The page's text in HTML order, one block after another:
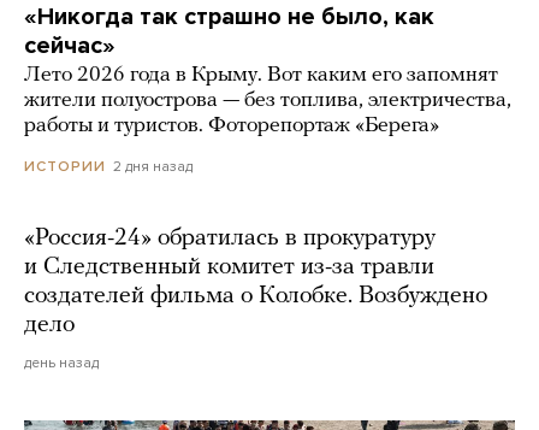
«Никогда так страшно не было, как
сейчас»
Лето 2026 года в Крыму. Вот каким его запомнят
жители полуострова — без топлива, электричества,
работы и туристов. Фоторепортаж «Берега»
ИСТОРИИ 2 дня назад
«Россия-24» обратилась в прокуратуру
и Следственный комитет из-за травли
создателей фильма о Колобке. Возбуждено
дело
день назад